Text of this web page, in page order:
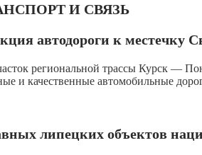
И СВЯЗЬ
автодороги к местечку
региональной трассы Курск —
и качественные автомобильные
липецких объектов